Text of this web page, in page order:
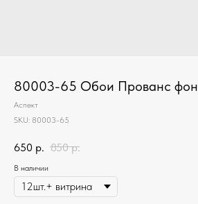
80003-65 Обои Прованс фон
Аспект
SKU: 80003-65
650 р. 850 р.
В наличии